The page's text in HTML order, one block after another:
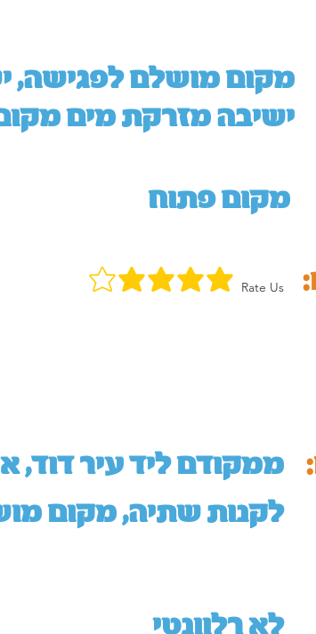
ישיבה מזרקת מים
מקום פתוח
Rate Us
ממקודם ליד עיר דוד,
לקנות שתיה, מקום
לא רלוונטי